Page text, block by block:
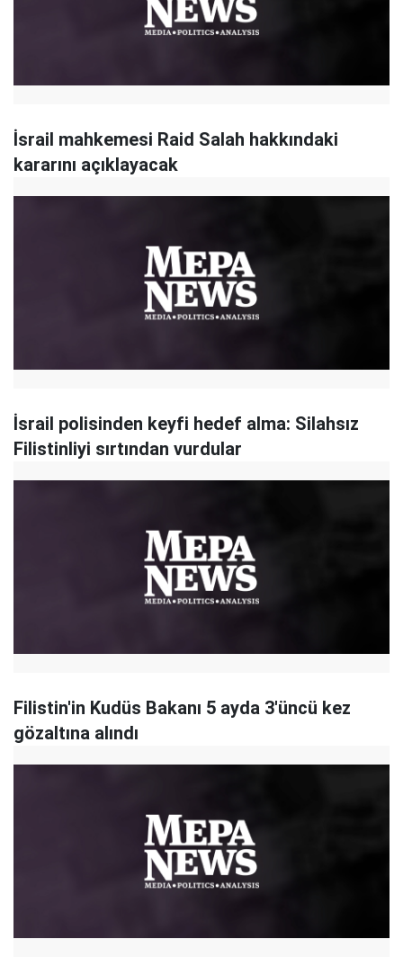
İsrail mahkemesi Raid Salah hakkındaki
kararını açıklayacak
İsrail polisinden keyfi hedef alma: Silahsız
Filistinliyi sırtından vurdular
Filistin'in Kudüs Bakanı 5 ayda 3'üncü kez
gözaltına alındı